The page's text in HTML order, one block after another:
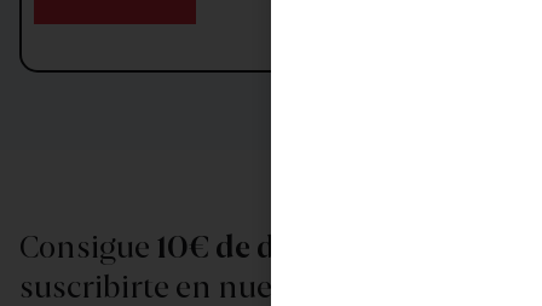
Consigue 10€ de descuento
suscribirte en nuestra newsletter